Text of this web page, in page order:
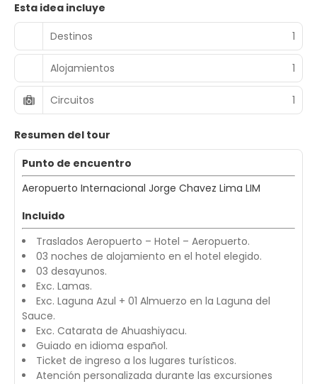
Esta idea incluye
Destinos
1
Alojamientos 1
Circuitos 1
Resumen del tour
Punto de encuentro
Aeropuerto Internacional Jorge Chavez Lima LIM
Incluido
Traslados Aeropuerto – Hotel – Aeropuerto.
03 noches de alojamiento en el hotel elegido.
03 desayunos.
Exc. Lamas.
Exc. Laguna Azul + 01 Almuerzo en la Laguna del
Sauce.
Exc. Catarata de Ahuashiyacu.
Guiado en idioma español.
Ticket de ingreso a los lugares turísticos.
Atención personalizada durante las excursiones